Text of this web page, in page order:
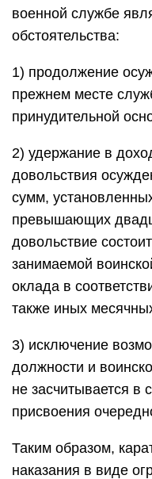
военной службе
обстоятельства:
1) продолжение
прежнем месте
принудительной
2) удержание в
довольствия
сумм,
превышающих
довольствие
занимаемой
оклада в
также иных
3) исключение
должности и
не засчитывается в
присвоения
Таким образом,
наказания в виде